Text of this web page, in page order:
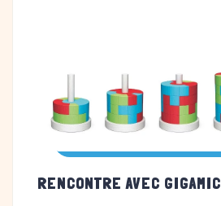
RENCONTRE AVEC GIGAMIC